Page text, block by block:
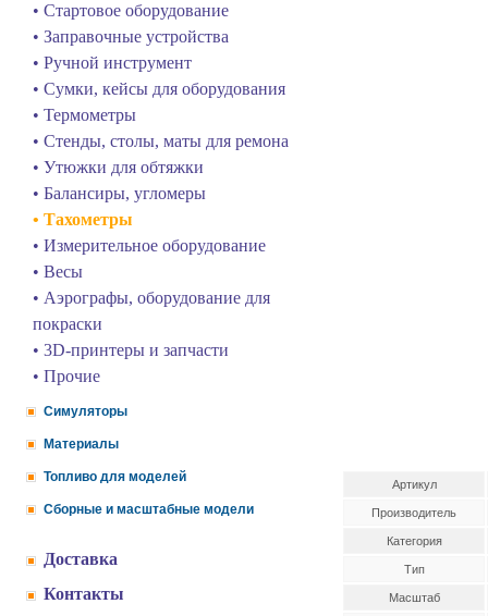
• Стартовое оборудование
• Заправочные устройства
• Ручной инструмент
• Сумки, кейсы для оборудования
• Термометры
• Стенды, столы, маты для ремона
• Утюжки для обтяжки
• Балансиры, угломеры
• Тахометры
• Измерительное оборудование
• Весы
• Аэрографы, оборудование для
покраски
• 3D-принтеры и запчасти
• Прочие
Симуляторы
Материалы
Топливо для моделей
Сборные и масштабные модели
Доставка
Контакты
Артикул
Производитель
Категория
Тип
Масштаб